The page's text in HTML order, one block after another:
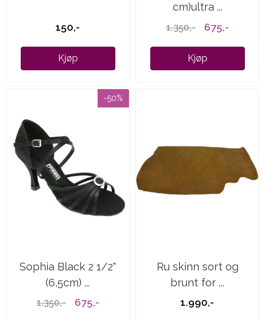
150,-
Kjøp
cm)ultra ...
1.350,- 675,-
Kjøp
-50%
Sophia Black 2 1/2"
(6,5cm) ...
1.350,- 675,-
Ru skinn sort og
brunt for ...
1.990,-